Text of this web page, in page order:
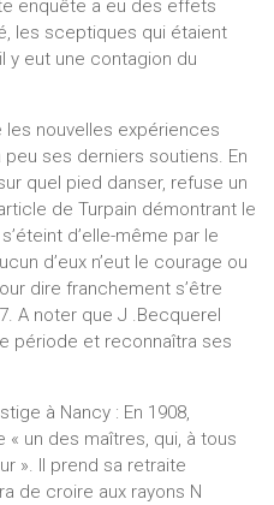
enquête a eu des effets
les sceptiques qui étaient
y eut une contagion du
les nouvelles expériences
peu ses derniers soutiens. En
quel pied danser, refuse un
de Turpain démontrant le
d’elle-même par le
d’eux n’eut le courage ou
dire franchement s’être
A noter que J .Becquerel
période et reconnaîtra ses
à Nancy : En 1908,
« un des maîtres, qui, à tous
». Il prend sa retraite
de croire aux rayons N